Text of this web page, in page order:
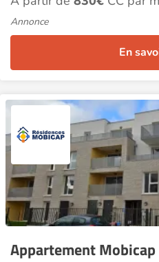
Annonce
En
Appartement Mobicap